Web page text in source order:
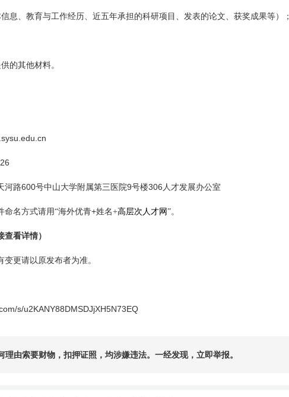
息、教育与工作经历、近五年承担的科研项目、发表的论文、获奖成果等）；
的其他材料。
河路600号中山大学附属第三医院9号楼306 人才发展办公室
命名方式请用“海外优青+姓名+高层次人才网”。
查看详情）
更请以原发布者为准。
s/u2KANY88DMSDJjXH5N73EQ
理由索要财物，扣押证照，均涉嫌违法。一经发现，立即举报。